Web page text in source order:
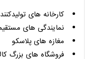
کارخانه های
نمایندگی های
مغازه های پلاسکو
فروشگاه های بزرگ